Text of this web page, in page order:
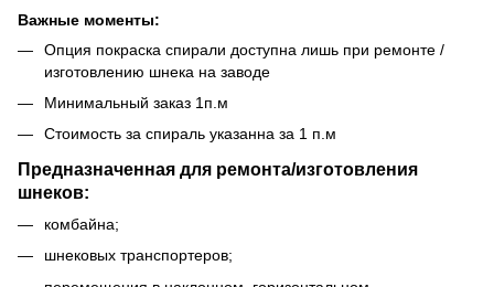
Важные моменты:
Опция покраска спирали доступна лишь при ремонте /
изготовлению шнека на заводе
Минимальный заказ 1п.м
Стоимость за спираль указанна за 1 п.м
Предназначенная для ремонта/изготовления
шнеков:
комбайна;
шнековых транспортеров;